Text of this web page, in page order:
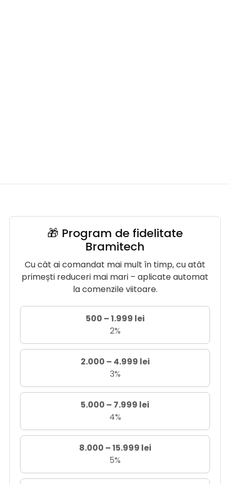
🎁 Program de fidelitate
Bramitech
Cu cât ai comandat mai mult în timp, cu atât
primești reduceri mai mari – aplicate automat
la comenzile viitoare.
500 – 1.999 lei
2%
2.000 – 4.999 lei
3%
5.000 – 7.999 lei
4%
8.000 – 15.999 lei
5%